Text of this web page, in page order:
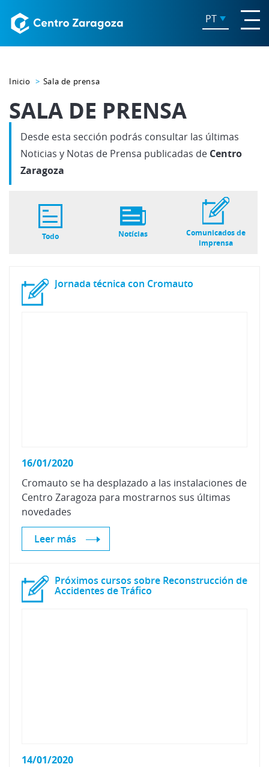
PT
Inicio Sala de prensa
SALA DE PRENSA
Desde esta sección podrás consultar las últimas
Noticias y Notas de Prensa publicadas de Centro
Zaragoza
Todo Notícias
Comunicados de
imprensa
Jornada técnica con Cromauto
16/01/2020
Cromauto se ha desplazado a las instalaciones de
Centro Zaragoza para mostrarnos sus últimas
novedades
Leer más
Próximos cursos sobre Reconstrucción de
Accidentes de Tráfico
14/01/2020